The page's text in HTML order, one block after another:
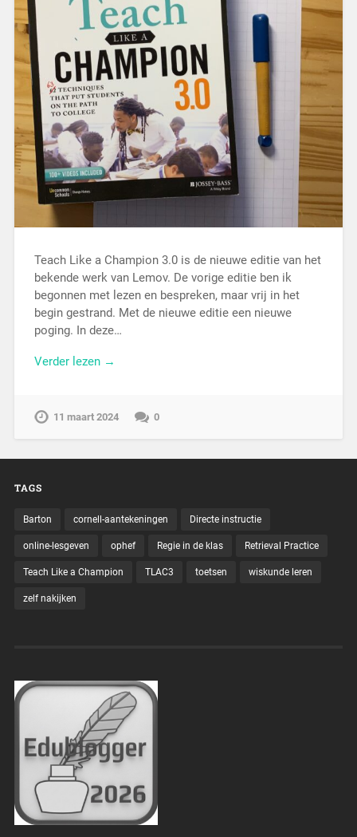
Teach Like a Champion 3.0 is de nieuwe editie van het
bekende werk van Lemov. De vorige editie ben ik
begonnen met lezen en bespreken, maar vrij in het
begin gestrand. Met de nieuwe editie een nieuwe
poging. In deze…
Verder lezen →
11 maart 2024 0
TAGS
Barton cornell-aantekeningen Directe instructie
online-lesgeven ophef Regie in de klas Retrieval Practice
Teach Like a Champion TLAC3 toetsen wiskunde leren
zelf nakijken